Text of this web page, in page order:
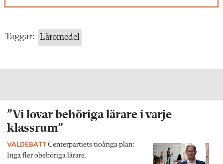
Taggar: Läromedel
”Vi lovar behöriga lärare i varje
klassrum”
VALDEBATT Centerpartiets tioåriga plan:
Inga fler obehöriga lärare.